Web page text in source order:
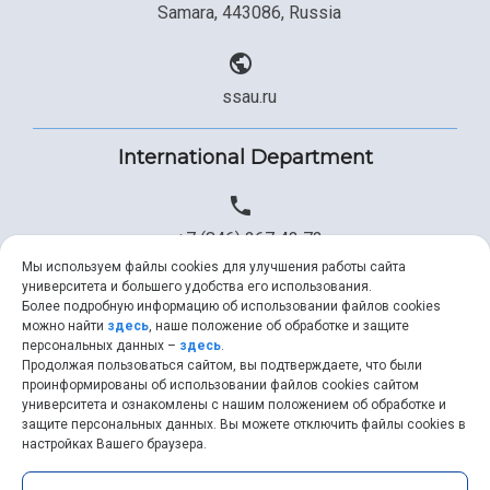
Samara, 443086, Russia
ssau.ru
International Department
+7 (846) 267 43 73
+7 (846) 334 57 22
ssau@ssau.ru
Мы используем файлы cookies для улучшения работы сайта
университета и большего удобства его использования.
Более подробную информацию об использовании файлов cookies
можно найти здесь, наше положение об обработке и защите
персональных данных – здесь.
Продолжая пользоваться сайтом, вы подтверждаете, что были
проинформированы об использовании файлов cookies сайтом
университета и ознакомлены с нашим положением об обработке и
защите персональных данных. Вы можете отключить файлы cookies в
настройках Вашего браузера.